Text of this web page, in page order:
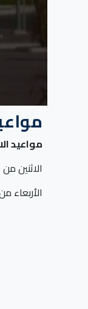
مواعيد
الاثنين من الساعة
الأربعاء من الساعة